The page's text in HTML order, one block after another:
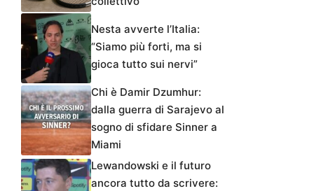
Nesta avverte l’Italia:
“Siamo più forti, ma si
gioca tutto sui nervi”
Chi è Damir Dzumhur:
dalla guerra di Sarajevo al
sogno di sfidare Sinner a
Miami
Lewandowski e il futuro
ancora tutto da scrivere: